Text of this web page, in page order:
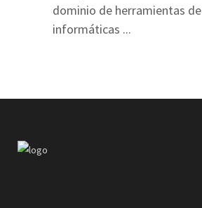
dominio de herramientas de
informáticas ...